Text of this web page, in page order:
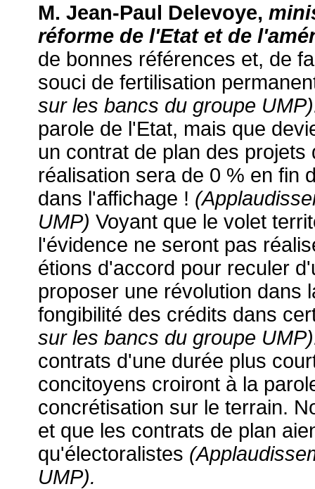
M. Jean-Paul Delevoye,
réforme de l'Etat et de
de bonnes références et, de
souci de fertilisation
sur les bancs du groupe
parole de l'Etat, mais que
un contrat de plan des
réalisation sera de 0 % en fin
dans l'affichage !
UMP) Voyant que le volet
l'évidence ne seront pas
étions d'accord pour reculer
proposer une révolution dans
fongibilité des crédits dans
sur les bancs du groupe
contrats d'une durée plus
concitoyens croiront à la
concrétisation sur le terrain.
et que les contrats de plan
qu'électoralistes
UMP).